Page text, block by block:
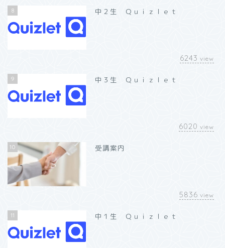
8 中２生 Ｑｕｉｚｌｅｔ
6243 view
9 中３生 Ｑｕｉｚｌｅｔ
6020 view
10 受講案内
5836 view
11 中１生 Ｑｕｉｚｌｅｔ